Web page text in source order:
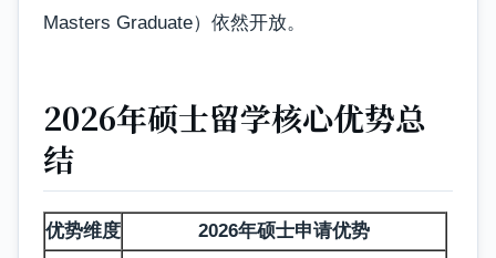
Masters Graduate）依然开放。
2026年硕士留学核心优势总
结
优势维度 2026年硕士申请优势